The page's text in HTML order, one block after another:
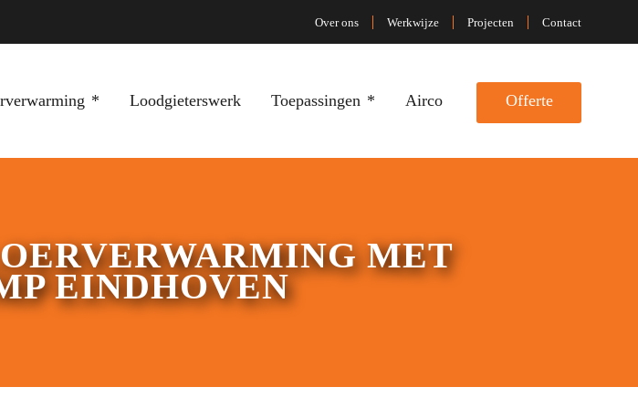
Over ons Werkwijze Projecten Contact
Loodgieterswerk Toepassingen Airco Offerte
MET
EINDHOVEN